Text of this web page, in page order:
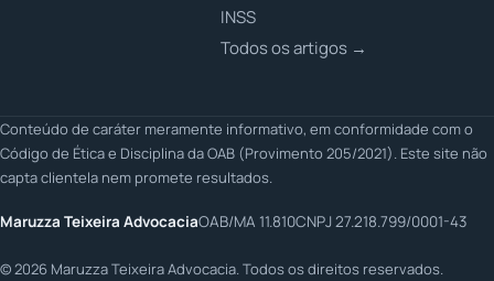
INSS
Todos os artigos →
Conteúdo de caráter meramente informativo, em conformidade com o
Código de Ética e Disciplina da OAB (Provimento 205/2021). Este site não
capta clientela nem promete resultados.
Maruzza Teixeira AdvocaciaOAB/MA 11.810CNPJ 27.218.799/0001-43
©2026 Maruzza Teixeira Advocacia. Todos os direitos reservados.